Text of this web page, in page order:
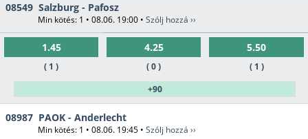
08549 Salzburg - Pafosz
Min kötés: 1 • 08.06. 19:00 • Szólj hozzá ››
1.45
( 1 )
4.25
( 0 )
5.50
( 1 )
+90
08987 PAOK - Anderlecht
Min kötés: 1 • 08.06. 19:45 • Szólj hozzá ››